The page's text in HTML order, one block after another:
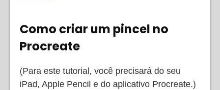
Como criar um pincel no
Procreate
(Para este tutorial, você precisará do seu
iPad, Apple Pencil e do aplicativo Procreate.)